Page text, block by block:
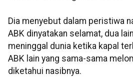
Dia menyebut dalam peristiwa
ABK dinyatakan selamat, dua
meninggal dunia ketika kapal
ABK lain yang sama-sama
diketahui nasibnya.